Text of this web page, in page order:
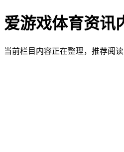
爱游戏体育资讯
当前栏目内容正在整理，推荐阅读